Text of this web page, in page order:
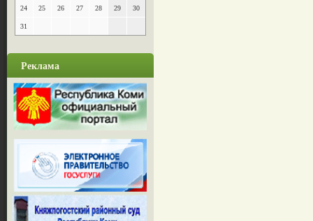
24 25 26 27 28 29 30
31
Реклама